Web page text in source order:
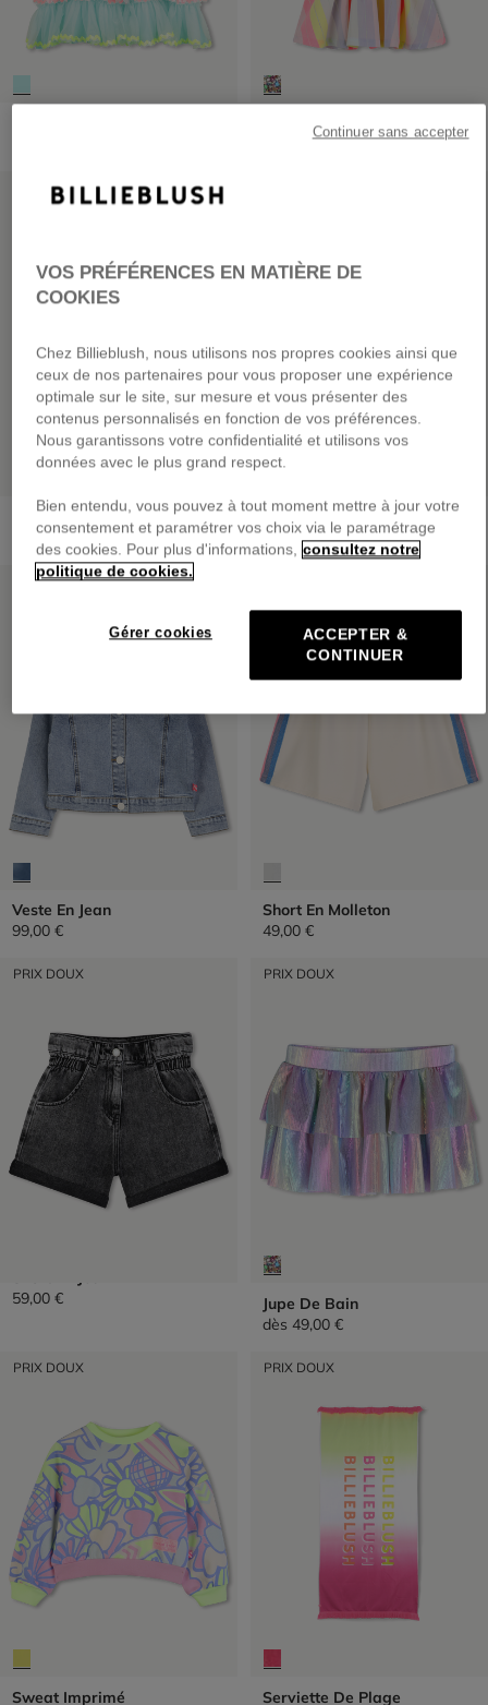
Robe À Manches Courtes
65,00 €
PRIX DOUX
Bomber Pailleté
dès95,00 €
Petit Sac À Dos Ailes
55,00 €
PRIX DOUX
Veste En Jean
99,00 €
Short En Molleton
49,00 €
PRIX DOUX
59,00 €
PRIX DOUX
Jupe De Bain
dès 49,00 €
PRIX DOUX
Sweat Imprimé
PRIX DOUX
Serviette De Plage
VOS PRÉFÉRENCES EN MATIÈRE DE
COOKIES
Chez Billieblush, nous utilisons nos propres cookies ainsi que
ceux de nos partenaires pour vous proposer une expérience
optimale sur le site, sur mesure et vous présenter des
contenus personnalisés en fonction de vos préférences.
Nous garantissons votre confidentialité et utilisons vos
données avec le plus grand respect.
Bien entendu, vous pouvez à tout moment mettre à jour votre
consentement et paramétrer vos choix via le paramétrage
des cookies. Pour plus d'informations, consultez notre
politique de cookies.
Gérer cookies
ACCEPTER &
CONTINUER
Continuer sans accepter